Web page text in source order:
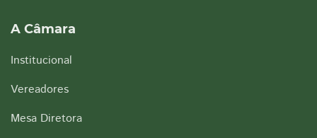
A Câmara
Institucional
Vereadores
Mesa Diretora